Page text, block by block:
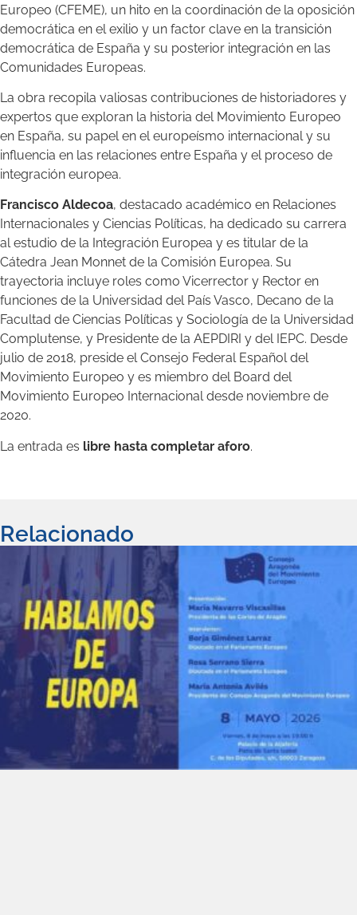
Europeo (CFEME), un hito en la coordinación de la oposición
democrática en el exilio y un factor clave en la transición
democrática de España y su posterior integración en las
Comunidades Europeas.
La obra recopila valiosas contribuciones de historiadores y
expertos que exploran la historia del Movimiento Europeo
en España, su papel en el europeísmo internacional y su
influencia en las relaciones entre España y el proceso de
integración europea.
Francisco Aldecoa, destacado académico en Relaciones
Internacionales y Ciencias Políticas, ha dedicado su carrera
al estudio de la Integración Europea y es titular de la
Cátedra Jean Monnet de la Comisión Europea. Su
trayectoria incluye roles como Vicerrector y Rector en
funciones de la Universidad del País Vasco, Decano de la
Facultad de Ciencias Políticas y Sociología de la Universidad
Complutense, y Presidente de la AEPDIRI y del IEPC. Desde
julio de 2018, preside el Consejo Federal Español del
Movimiento Europeo y es miembro del Board del
Movimiento Europeo Internacional desde noviembre de
2020.
La entrada es libre hasta completar aforo.
Relacionado